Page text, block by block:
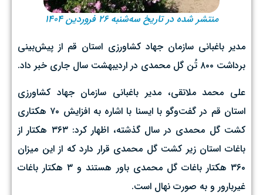
منتشر شده در تاریخ سه‌شنبه ۲۶ فروردین ۱۴۰۴
مدیر باغبانی سازمان جهاد کشاورزی استان قم از پیش‌بینی
برداشت ۸۰۰ تُن گل محمدی در اردیبهشت سال جاری خبر داد.
علی محمد ملاتقی، مدیر باغبانی سازمان جهاد کشاورزی
استان قم در گفت‌وگو با ایسنا با اشاره به افزایش ۷۰ هکتاری
کشت گل محمدی در سال گذشته، اظهار کرد: ۳۶۳ هکتار از
باغات استان زیر کشت گل محمدی قرار دارد که از این میزان
۳۶۰ هکتار باغات گل محمدی باور هستند و ۳ هکتار باغات
غیربارور و به صورت نهال است.